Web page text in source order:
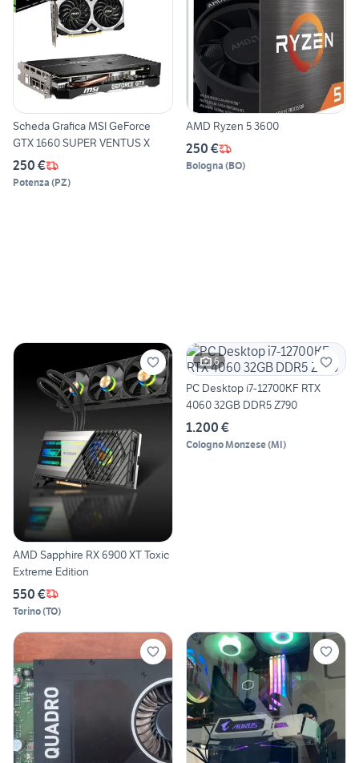
Scheda Grafica MSI GeForce
GTX 1660 SUPER VENTUS X
250 €
Potenza (PZ)
AMD Ryzen 5 3600
250 €
Bologna (BO)
AMD Sapphire RX 6900 XT Toxic
Extreme Edition
550 €
Torino(TO)
6
PC Desktop i7-12700KF RTX
4060 32GB DDR5 Z790
1.200 €
Cologno Monzese(MI)